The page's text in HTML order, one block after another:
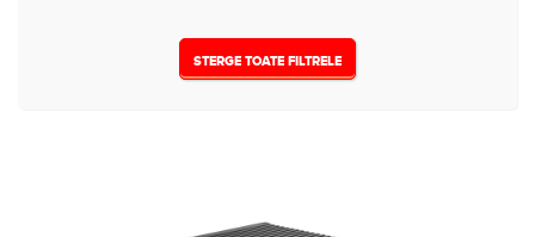
STERGE TOATE FILTRELE